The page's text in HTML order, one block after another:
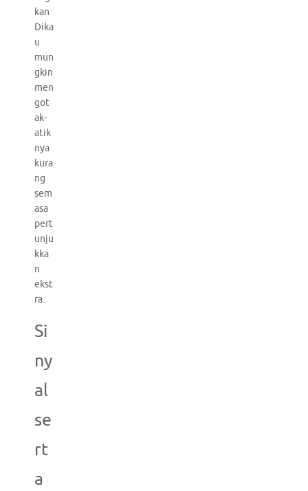
kan
Dika
u
mun
gkin
men
got
ak-
atik
nya
kura
ng
sem
asa
pert
unju
kka
n
ekst
ra.
Si
ny
al
se
rt
a